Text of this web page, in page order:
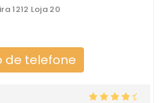
1212 Loja 20
de telefone